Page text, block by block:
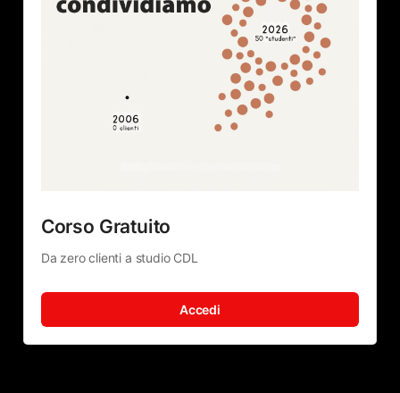
Corso Gratuito
Da zero clienti a studio CDL
Accedi